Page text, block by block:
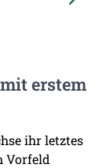
erstem
ihr letztes
Vorfeld